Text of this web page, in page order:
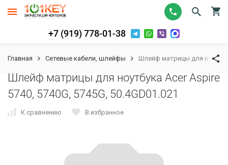
+7 (919) 778-01-38
Главная Сетевые кабели, шлейфы Шлейф матрицы для
Шлейф матрицы для ноутбука Acer Aspire
5740, 5740G, 5745G, 50.4GD01.021
К сравнению В избранное